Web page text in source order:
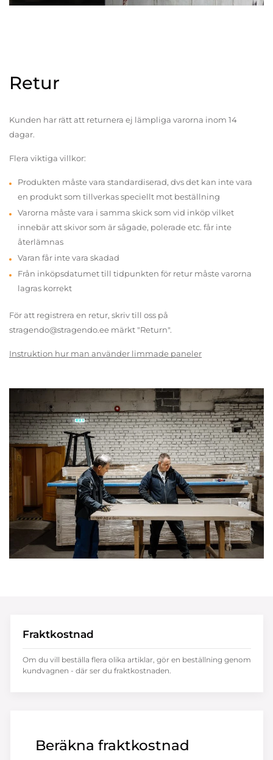
Retur
Kunden har rätt att returnera ej lämpliga varorna inom 14
dagar.
Flera viktiga villkor:
Produkten måste vara standardiserad, dvs det kan inte vara
en produkt som tillverkas speciellt mot beställning
Varorna måste vara i samma skick som vid inköp vilket
innebär att skivor som är sågade, polerade etc. får inte
återlämnas
Varan får inte vara skadad
Från inköpsdatumet till tidpunkten för retur måste varorna
lagras korrekt
För att registrera en retur, skriv till oss på
stragendo@stragendo.ee märkt "Return".
Instruktion hur man använder limmade paneler
Beräkna fraktkostnad
Fraktkostnad
Om du vill beställa flera olika artiklar, gör en beställning genom
kundvagnen - där ser du fraktkostnaden.